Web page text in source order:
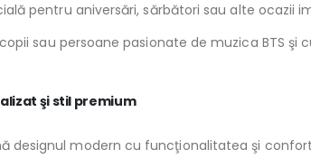
pentru aniversări, sărbători sau alte ocazii
sau persoane pasionate de muzica BTS
şi stil premium
designul modern cu funcţionalitatea şi